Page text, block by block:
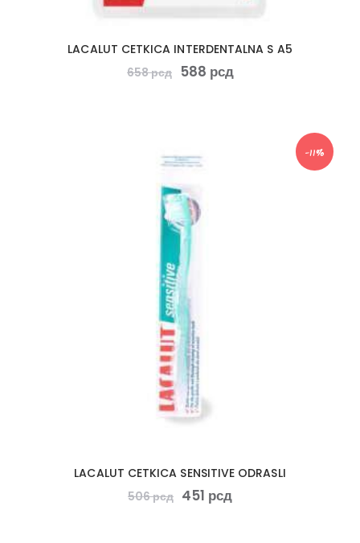
LACALUT CETKICA INTERDENTALNA S A5
658рсд 588 рсд
-11%
LACALUT CETKICA SENSITIVE ODRASLI
506рсд 451 рсд